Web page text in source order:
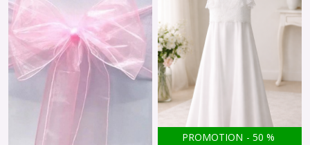
PROMOTION - 50 %